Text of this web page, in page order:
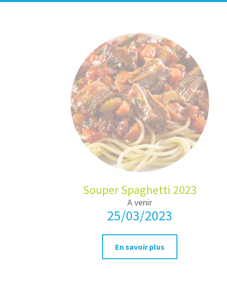
Souper Spaghetti 2023
A venir
25/03/2023
En savoir plus